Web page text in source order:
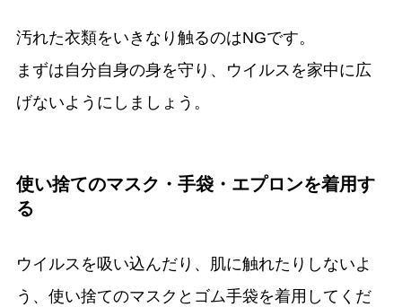
汚れた衣類をいきなり触るのはNGです。
まずは自分自身の身を守り、ウイルスを家中に広
げないようにしましょう。
使い捨てのマスク・手袋・エプロンを着用す
る
ウイルスを吸い込んだり、肌に触れたりしないよ
う、使い捨てのマスクとゴム手袋を着用してくだ